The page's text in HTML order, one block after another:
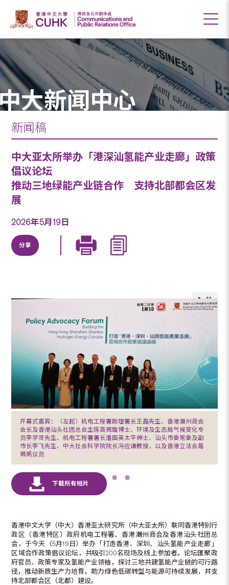
大新闻中心
新闻稿
中大亚太所举办「港深汕氢能产业走廊」政策
倡议论坛
推动三地绿能产业链合作 支持北部都会区发
展
2026年5月19日
分享
开幕式嘉宾：（左起）机电工程署助理署长王磊先生、香港潮州商会
会长及香港汕头社团总会主席高佩璇博士、环境及生态局气候变化专
员李学贤先生、机电工程署署长潘国英太平绅士、汕头市委常委及副
市长李飞先生、中大社会科学院院长冯应谦教授，以及香港立法会葛
珮帆议员
香港中文大学（中大）香港亚太研究所（中大亚太所）联同香港特别行
政区（香港特区）政府机电工程署、香港潮州商会及香港汕头社团总
会，于今天（5月19日）举办「打造香港、深圳、汕头氢能产业走廊」
区域合作政策倡议论坛，共吸引200名现场及线上参加者。论坛匯聚政
府官员、政策专家及氢能产业领袖，探讨三地共建氢能产业链的可行路
径，推动新质生产力培育，助力绿色低碳转型与能源可持续发展，并支
持北部都会区（北都）建设。